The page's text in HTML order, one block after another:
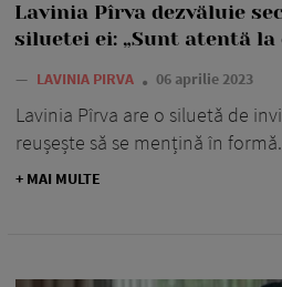
Lavinia Pîrva dezvăluie
siluetei ei: „Sunt atentă la
— LAVINIA PIRVA 06 aprilie 2023
Lavinia Pîrva are o siluetă de
reușește să se mențină în formă.
+ MAI MULTE